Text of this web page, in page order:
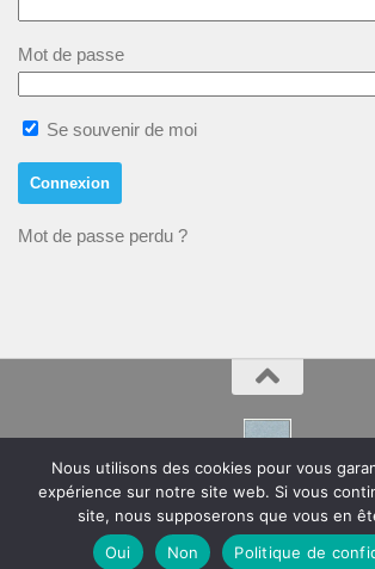
Mot de passe
Se souvenir de moi
Mot de passe perdu ?
Montpeyroux – Hérault Site de la
Nous utilisons des cookies pour vous
expérience sur notre site web. Si vous
site, nous supposerons que vous en
Oui
Non Politique de